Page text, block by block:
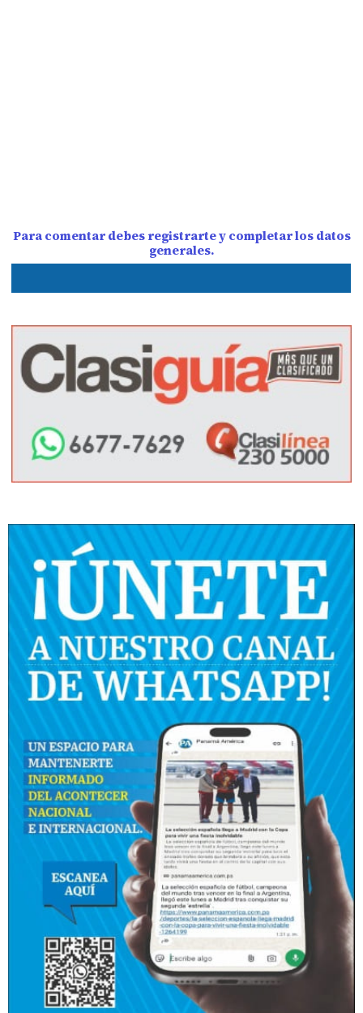
Para comentar debes registrarte y completar los datos
generales.